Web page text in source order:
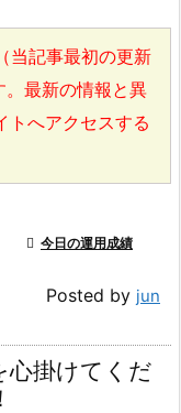
当記事最初の更新
最新の情報と異
トへアクセスする
 今日の運用成績
Posted by jun
心掛けてくだ